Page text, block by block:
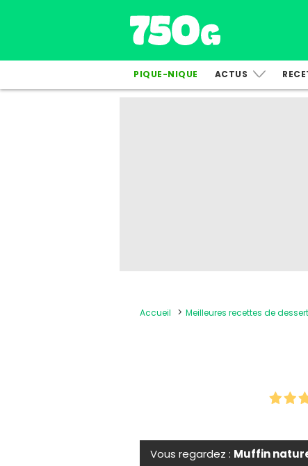
PIQUE-NIQUE ACTUS
Accueil Meilleures recettes de dessert
Vous regardez : Muffin